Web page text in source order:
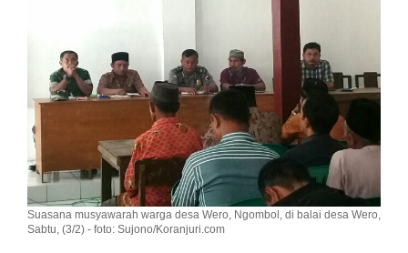
Suasana musyawarah warga desa Wero, Ngombol, di balai desa Wero,
Sabtu, (3/2) - foto: Sujono/Koranjuri.com